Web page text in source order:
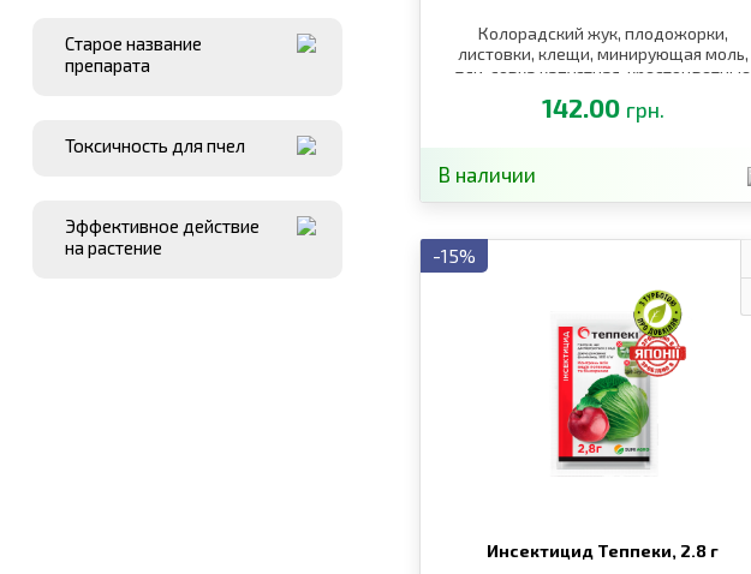
Старое название
препарата
Токсичность для пчел
Эффективное действие
на растение
Колорадский жук, плодожорки,
листовки, клещи, минирующая моль,
тли, совка капустная, крестоцветные
142.00 грн.
В наличии
-15%
Инсектицид Теппеки, 2.8 г